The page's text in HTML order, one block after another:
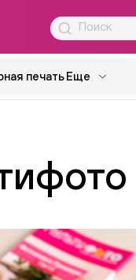
печать Еще